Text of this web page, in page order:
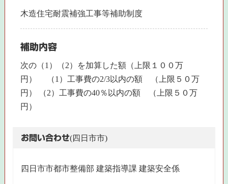
木造住宅耐震補強工事等補助制度
補助内容
次の（1）（2）を加算した額（上限１００万
円） （1）工事費の2/3以内の額 （上限５０万
円） （2）工事費の40％以内の額 （上限５０万
円）
お問い合わせ(四日市市)
四日市市都市整備部 建築指導課 建築安全係